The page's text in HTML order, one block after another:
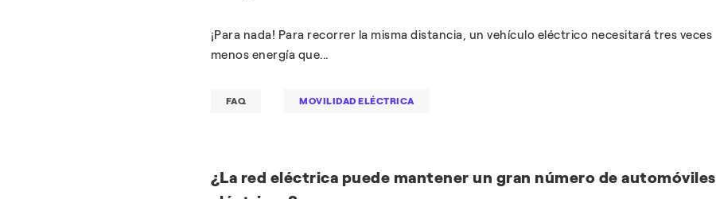
¡Para nada! Para recorrer la misma distancia, un vehículo eléctrico necesitará tres veces
menos energía que...
FAQ MOVILIDAD ELÉCTRICA
¿La red eléctrica puede mantener un gran número de automóviles